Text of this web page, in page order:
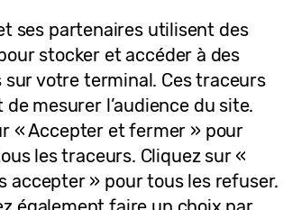
de précision qu’avec un stylo
Fi se transforme en poste de
également compter sur
existent entre leurs différents
versions, 64Go et 128Go de
conserver à portée de mains
ses partenaires utilisent des
stocker et accéder à des
votre terminal. Ces traceurs
mesurer l’audience du site.
« Accepter et fermer » pour
les traceurs. Cliquez sur «
accepter » pour tous les refuser.
également faire un choix par